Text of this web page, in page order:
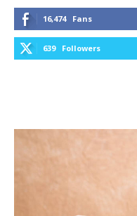
16,474 Fans
639 Followers